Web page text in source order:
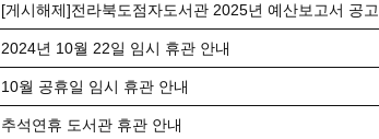
[게시해제]전라북도점자도서관 2025년 예산보고서 공고
2024년 10월 22일 임시 휴관 안내
10월 공휴일 임시 휴관 안내
추석연휴 도서관 휴관 안내